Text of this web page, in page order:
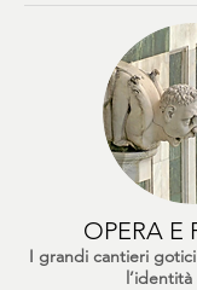
OPERA E
I grandi cantieri